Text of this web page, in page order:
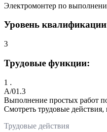
Электромонтер по
Уровень
3
Трудовые функции:
1 .
A/01.3
Выполнение простых работ
Смотреть трудовые
Трудовые действия